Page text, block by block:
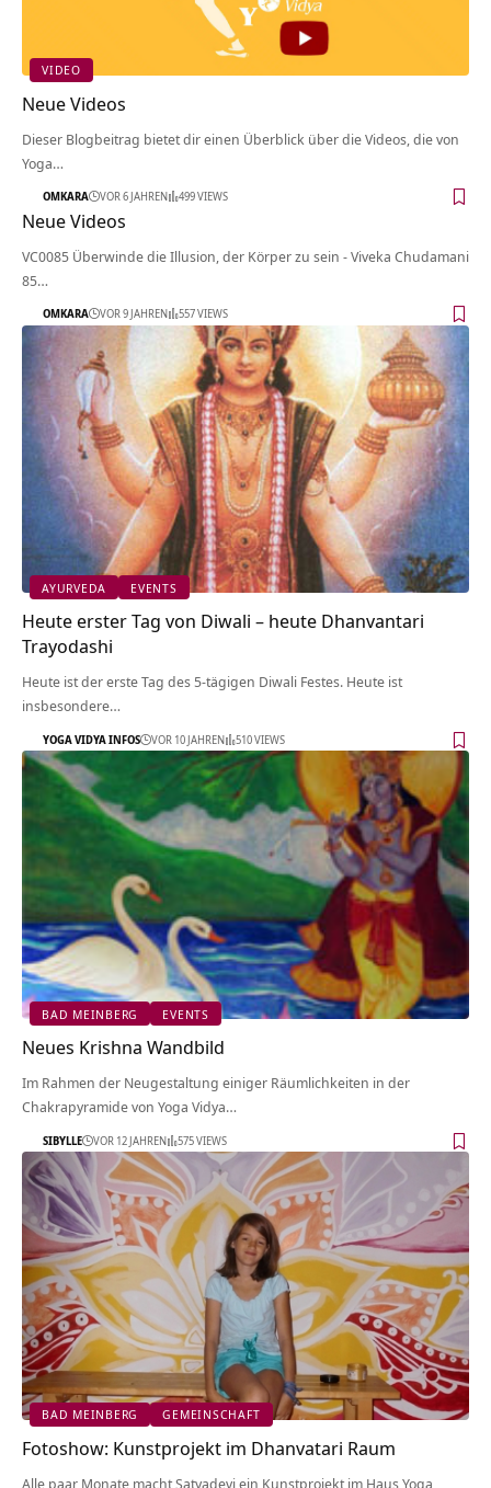
VIDEO
Neue Videos
Dieser Blogbeitrag bietet dir einen Überblick über die Videos, die von
Yoga…
OMKARA VOR 6 JAHREN 499 VIEWS
Neue Videos
VC0085 Überwinde die Illusion, der Körper zu sein - Viveka Chudamani
85…
OMKARA VOR 9 JAHREN 557 VIEWS
AYURVEDA EVENTS
Heute erster Tag von Diwali – heute Dhanvantari
Trayodashi
Heute ist der erste Tag des 5-tägigen Diwali Festes. Heute ist
insbesondere…
YOGA VIDYA INFOS VOR 10 JAHREN 510 VIEWS
BAD MEINBERG EVENTS
Neues Krishna Wandbild
Im Rahmen der Neugestaltung einiger Räumlichkeiten in der
Chakrapyramide von Yoga Vidya…
SIBYLLE VOR 12 JAHREN 575 VIEWS
BAD MEINBERG GEMEINSCHAFT
Fotoshow: Kunstprojekt im Dhanvatari Raum
Alle paar Monate macht Satyadevi ein Kunstprojekt im Haus Yoga